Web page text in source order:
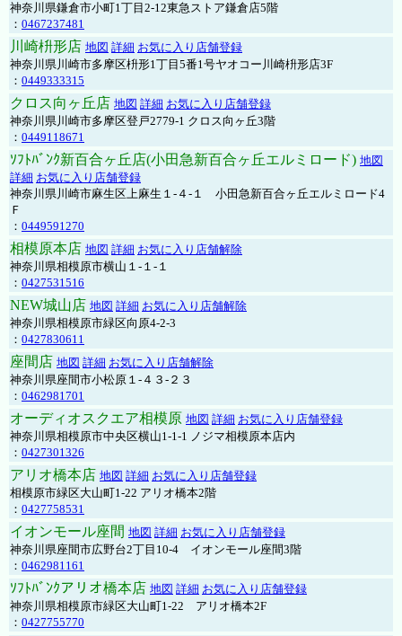
神奈川県鎌倉市小町1丁目2-12東急ストア鎌倉店5階
： 0467237481
川崎枡形店 地図 詳細 お気に入り店舗登録
神奈川県川崎市多摩区枡形1丁目5番1号ヤオコー川崎枡形店3F
： 0449333315
クロス向ヶ丘店 地図 詳細 お気に入り店舗登録
神奈川県川崎市多摩区登戸2779-1 クロス向ヶ丘3階
： 0449118671
ｿﾌﾄﾊﾞﾝｸ新百合ヶ丘店(小田急新百合ヶ丘エルミロード) 地図
詳細 お気に入り店舗登録
神奈川県川崎市麻生区上麻生１-４-１ 小田急新百合ヶ丘エルミロード4
Ｆ
： 0449591270
相模原本店 地図 詳細 お気に入り店舗解除
神奈川県相模原市横山１-１-１
： 0427531516
NEW城山店 地図 詳細 お気に入り店舗解除
神奈川県相模原市緑区向原4-2-3
： 0427830611
座間店 地図 詳細 お気に入り店舗解除
神奈川県座間市小松原１-４３-２３
： 0462981701
オーディオスクエア相模原 地図 詳細 お気に入り店舗登録
神奈川県相模原市中央区横山1-1-1 ノジマ相模原本店内
： 0427301326
アリオ橋本店 地図 詳細 お気に入り店舗登録
相模原市緑区大山町1-22 アリオ橋本2階
： 0427758531
イオンモール座間 地図 詳細 お気に入り店舗登録
神奈川県座間市広野台2丁目10-4 イオンモール座間3階
： 0462981161
ｿﾌﾄﾊﾞﾝｸアリオ橋本店 地図 詳細 お気に入り店舗登録
神奈川県相模原市緑区大山町1-22 アリオ橋本2F
： 0427755770